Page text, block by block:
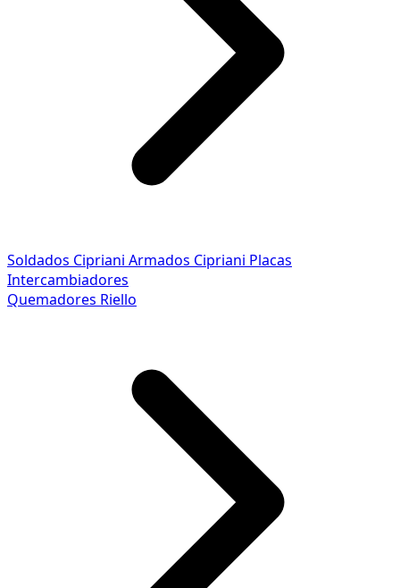
Soldados Cipriani Armados Cipriani Placas
Intercambiadores
Quemadores Riello